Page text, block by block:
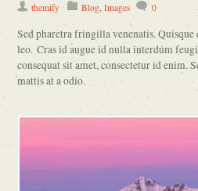
themify Blog ,Images 0
Sed pharetra fringilla venenatis. Quisque
leo. Cras id augue id nulla interdum
consequat sit amet, consectetur id enim.
mattis at a odio.